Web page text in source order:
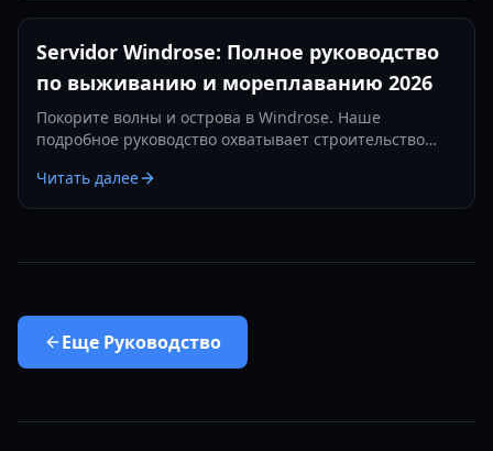
Servidor Windrose: Полное руководство
по выживанию и мореплаванию 2026
Покорите волны и острова в Windrose. Наше
подробное руководство охватывает строительство
году.
Читать далее
Еще Руководство